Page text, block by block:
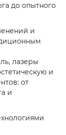
до опытного
и
лазеры
и
от
и